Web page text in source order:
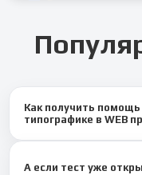
Как получить
типографике в WEB
онлайн или по
А если тест уже